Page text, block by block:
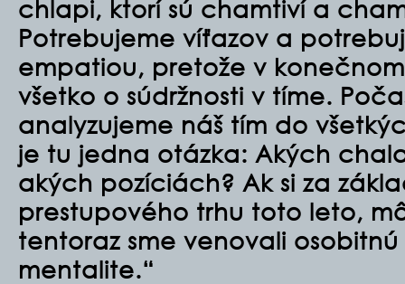
chlapi, ktorí sú chamtiví a
Potrebujeme víťazov a
empatiou, pretože v
všetko o súdržnosti v tíme.
analyzujeme náš tím do
je tu jedna otázka: Akých
akých pozíciách? Ak si za
prestupového trhu toto leto,
tentoraz sme venovali
mentalite.“